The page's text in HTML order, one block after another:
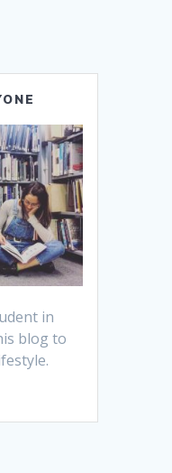
in
blog to